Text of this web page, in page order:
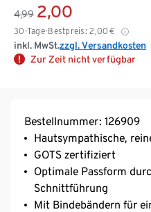
4,99 2,00
30-Tage-Bestpreis: 2,00 €
inkl. MwSt.zzgl. Versandkosten
Zur Zeit nicht verfügbar
Bestellnummer: 126909
Hautsympathische,
GOTS zertifiziert
Optimale Passform
Schnittführung
Mit Bindebändern für